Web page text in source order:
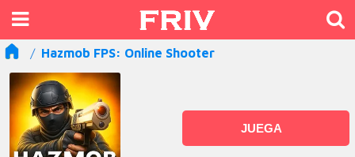
Hazmob FPS: Online Shooter
JUEGA